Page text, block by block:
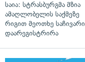
საია: სტრასბურგმა მზია
ამაღლობელის საქმეზე
რიგით მეოთხე საჩივარი
დაარეგისტრირა